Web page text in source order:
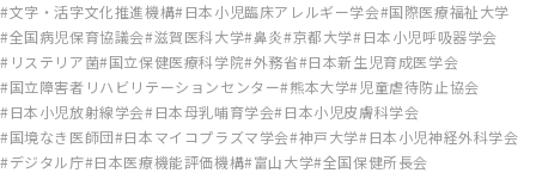
文字・活字文化推進機構 日本小児臨床アレルギー学会 国際医療福祉大学
全国病児保育協議会 滋賀医科大学 鼻炎 京都大学 日本小児呼吸器学会
リステリア菌 国立保健医療科学院 外務省 日本新生児育成医学会
国立障害者リハビリテーションセンター 熊本大学 児童虐待防止協会
日本小児放射線学会 日本母乳哺育学会 日本小児皮膚科学会
国境なき医師団
日本マイコプラズマ学会 神戸大学 日本小児神経外科学会
デジタル庁 日本医療機能評価機構 富山大学 全国保健所長会